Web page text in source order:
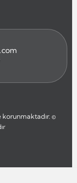
korunmaktadır.©